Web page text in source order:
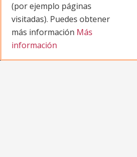
Copyright © 2026 . Todos los
Aviso legal Condiciones de Uso
(por ejemplo páginas
visitadas). Puedes obtener
más información Más
información